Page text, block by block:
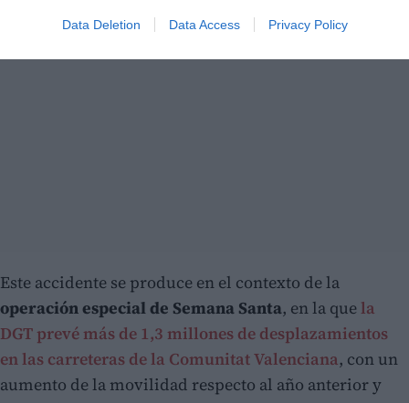
Data Deletion Data Access Privacy Policy
Este accidente se produce en el contexto de la
operación especial de Semana Santa, en la que la
DGT prevé más de 1,3 millones de desplazamientos
en las carreteras de la Comunitat Valenciana, con un
aumento de la movilidad respecto al año anterior y